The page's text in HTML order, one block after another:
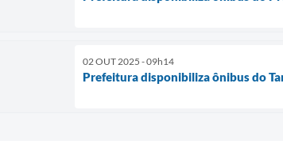
02 OUT 2025 - 09h14
Prefeitura disponibiliza ônibus do